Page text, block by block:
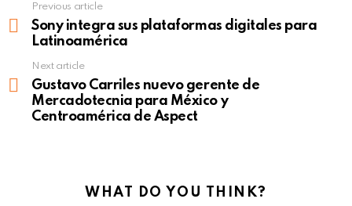
more
Previous article
Sony integra sus plataformas digitales para
Latinoamérica
Next article
Gustavo Carriles nuevo gerente de
Mercadotecnia para México y
Centroamérica de Aspect
WHAT DO YOU THINK?